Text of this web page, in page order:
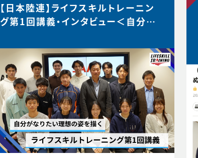
【日本陸連】ライフスキルトレーニン
グ第1回講義・インタビュー＜自分が